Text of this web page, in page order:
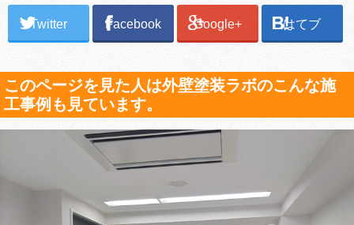
Twitter Facebook Google+ はてブ
このページを見た人は外壁塗装ラボのこんな施
工事例も見ています。